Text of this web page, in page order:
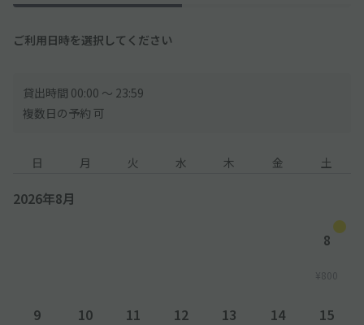
意ください。
い。
ご利用日時を選択してください
貸出時間 00:00 〜 23:59
複数日の予約 可
日 月 火 水 木 金 土
2026年8月
8
¥800
9 10 11 12 13 14 15